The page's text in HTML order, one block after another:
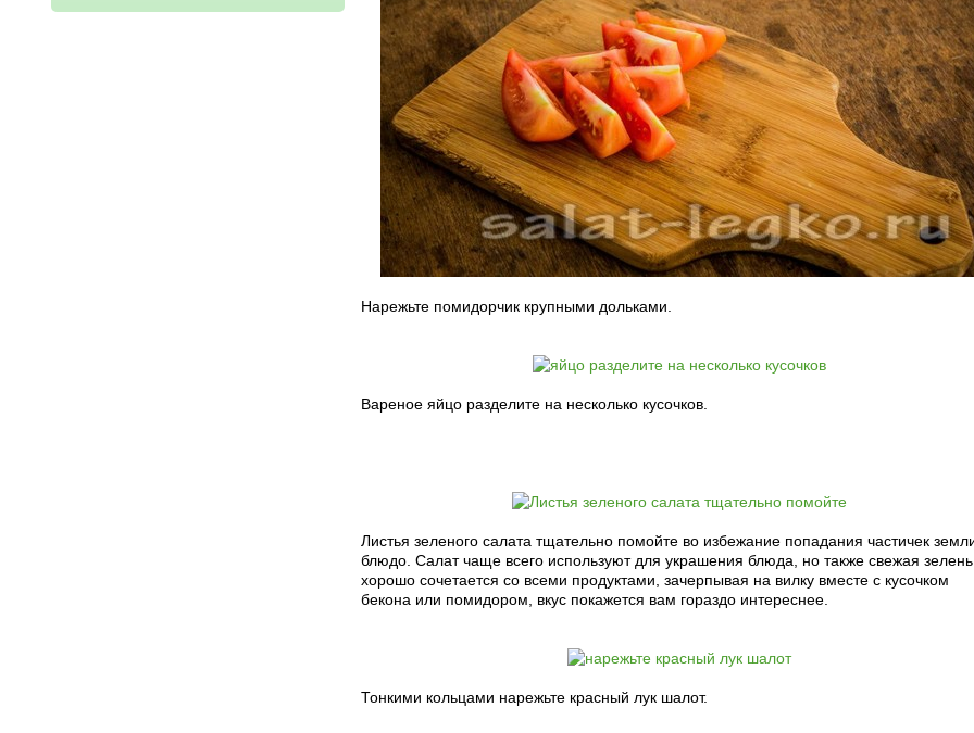
Нарежьте помидорчик крупными дольками.
Вареное яйцо разделите на несколько кусочков.
Листья зеленого салата тщательно помойте во избежание попадания частичек
блюдо. Салат чаще всего используют для украшения блюда, но также свежая зелень
хорошо сочетается со всеми продуктами, зачерпывая на вилку вместе с кусочком
бекона или помидором, вкус покажется вам гораздо интереснее.
Тонкими кольцами нарежьте красный лук шалот.